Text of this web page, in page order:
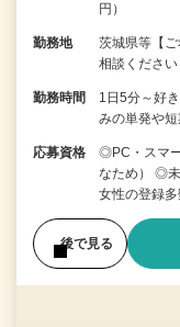
円）
勤務地
茨城県等【
相談ください
勤務時間
1日5分～好
みの単発や
応募資格
◎PC・スマ
なため） ◎
女性の登録
後で見る